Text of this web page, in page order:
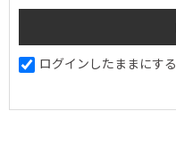
ログインしたままにする